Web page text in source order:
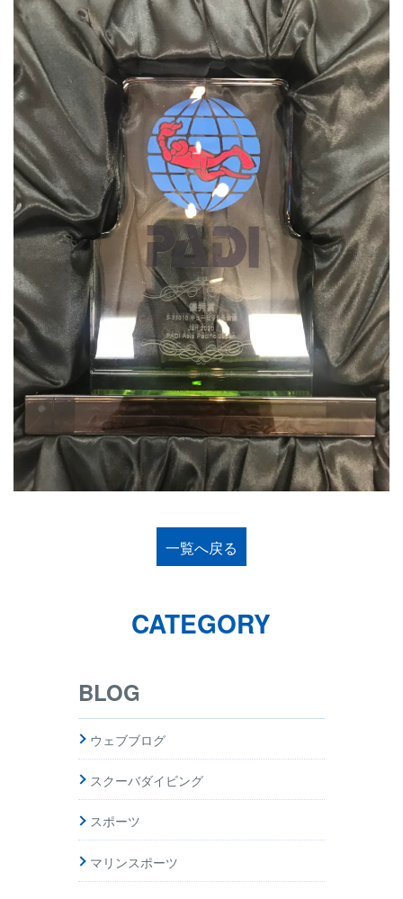
一覧へ戻る
CATEGORY
BLOG
ウェブブログ
スクーバダイビング
スポーツ
マリンスポーツ